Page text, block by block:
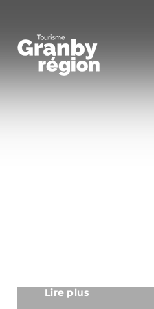
Lire plus